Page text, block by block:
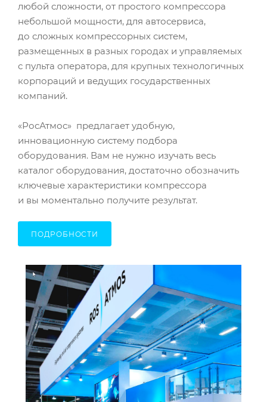
любой сложности, от простого компрессора
небольшой мощности, для автосервиса,
до сложных компрессорных систем,
размещенных в разных городах и управляемых
с пульта оператора, для крупных технологичных
корпораций и ведущих государственных
компаний.
«РосАтмос» предлагает удобную,
инновационную систему подбора
оборудования. Вам не нужно изучать весь
каталог оборудования, достаточно обозначить
ключевые характеристики компрессора
и вы моментально получите результат.
ПОДРОБНОСТИ